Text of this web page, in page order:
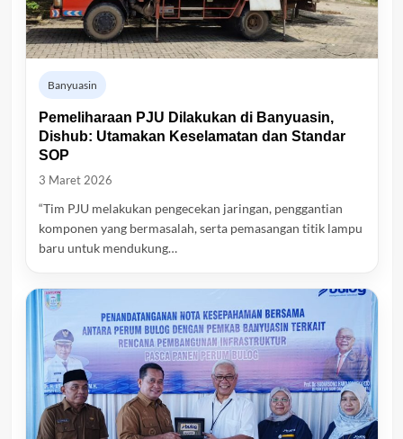
Banyuasin
Pemeliharaan PJU Dilakukan di Banyuasin,
Dishub: Utamakan Keselamatan dan Standar
SOP
3 Maret 2026
“Tim PJU melakukan pengecekan jaringan, penggantian
komponen yang bermasalah, serta pemasangan titik lampu
baru untuk mendukung…